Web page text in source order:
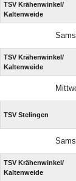
TSV Krähenwinkel/​
Kaltenweide
TSV Krähenwinkel/​
Kaltenweide
TSV Stelingen
TSV Krähenwinkel/​
Kaltenweide